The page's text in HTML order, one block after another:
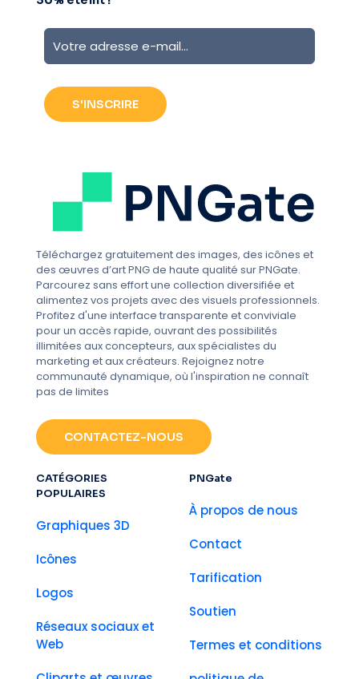
Téléchargez gratuitement des images, des icônes et
des œuvres d’art PNG de haute qualité sur PNGate.
Parcourez sans effort une collection diversifiée et
alimentez vos projets avec des visuels professionnels.
Profitez d'une interface transparente et conviviale
pour un accès rapide, ouvrant des possibilités
illimitées aux concepteurs, aux spécialistes du
marketing et aux créateurs. Rejoignez notre
communauté dynamique, où l'inspiration ne connaît
pas de limites
CONTACTEZ-NOUS
CATÉGORIES
POPULAIRES
Graphiques 3D
Icônes
Logos
Réseaux sociaux et
Web
PNGate
À propos de nous
Contact
Tarification
Soutien
Termes et conditions